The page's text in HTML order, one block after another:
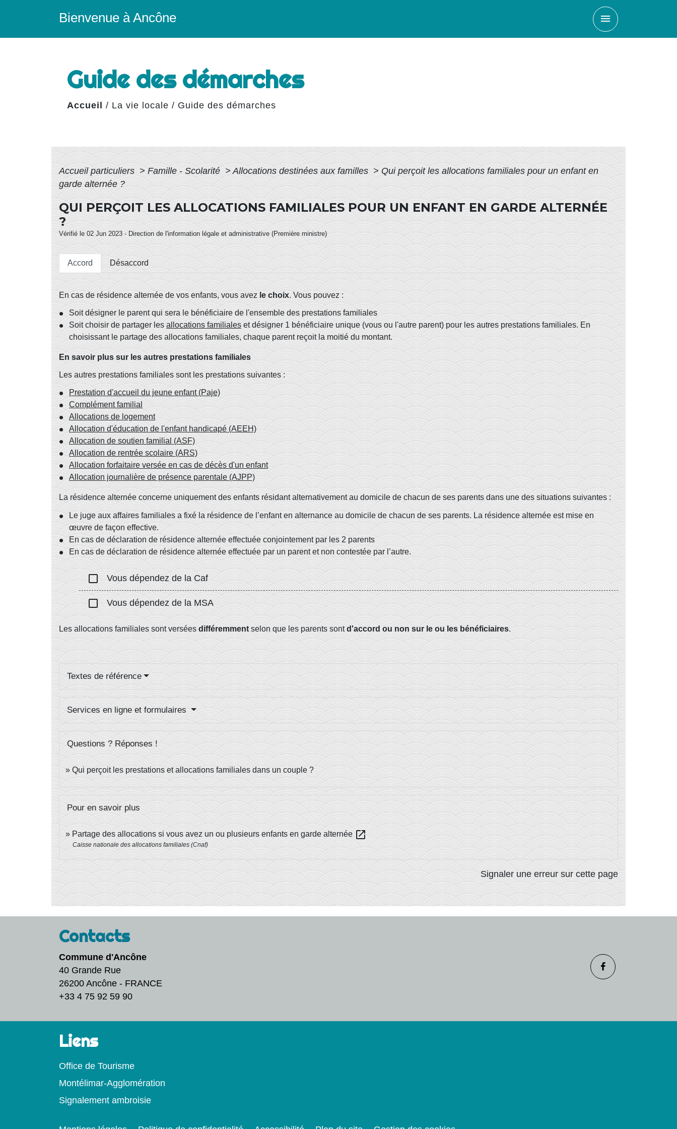
Bienvenue à Ancône menu
Guide des démarches
Accueil / La vie locale / Guide des démarches
Accueil particuliers > Famille - Scolarité > Allocations destinées aux familles > Qui perçoit les allocations familiales pour un enfant en
garde alternée ?
QUI PERÇOIT LES ALLOCATIONS FAMILIALES POUR UN ENFANT EN GARDE ALTERNÉE
?
Vérifié le 02 Jun 2023 - Direction de l'information légale et administrative (Première ministre)
Accord Désaccord
En cas de résidence alternée de vos enfants, vous avez le choix. Vous pouvez :
Soit désigner le parent qui sera le bénéficiaire de l'ensemble des prestations familiales
Soit choisir de partager les allocations familiales et désigner 1 bénéficiaire unique (vous ou l'autre parent) pour les autres prestations familiales. En
choisissant le partage des allocations familiales, chaque parent reçoit la moitié du montant.
En savoir plus sur les autres prestations familiales
Les autres prestations familiales sont les prestations suivantes :
Prestation d'accueil du jeune enfant (Paje)
Complément familial
Allocations de logement
Allocation d'éducation de l'enfant handicapé (AEEH)
Allocation de soutien familial (ASF)
Allocation de rentrée scolaire (ARS)
Allocation forfaitaire versée en cas de décès d'un enfant
Allocation journalière de présence parentale (AJPP)
La résidence alternée concerne uniquement des enfants résidant alternativement au domicile de chacun de ses parents dans une des situations suivantes :
Le juge aux affaires familiales a fixé la résidence de l’enfant en alternance au domicile de chacun de ses parents. La résidence alternée est mise en
œuvre de façon effective.
En cas de déclaration de résidence alternée effectuée conjointement par les 2 parents
En cas de déclaration de résidence alternée effectuée par un parent et non contestée par l’autre.
check_box_outline_blank Vous dépendez de la Caf
check_box_outline_blank Vous dépendez de la MSA
Les allocations familiales sont versées différemmentselon que les parents sontd'accord ou non sur le ou les bénéficiaires.
Textes de référence
Services en ligne et formulaires
Questions ? Réponses !
Qui perçoit les prestations et allocations familiales dans un couple ?
Pour en savoir plus
Partage des allocations si vous avez un ou plusieurs enfants en garde alternée open_in_new
Caisse nationale des allocations familiales (Cnaf)
Signaler une erreur sur cette page
Contacts
Commune d'Ancône
40 Grande Rue
26200 Ancône - FRANCE
+33 4 75 92 59 90
Liens
Office de Tourisme
Montélimar-Agglomération
Signalement ambroisie